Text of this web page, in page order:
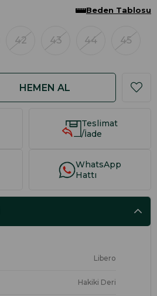
42 43 44 45
Beden Tablosu
Teslimat
/İade
WhatsApp
Hattı
Libero
Hakiki Deri